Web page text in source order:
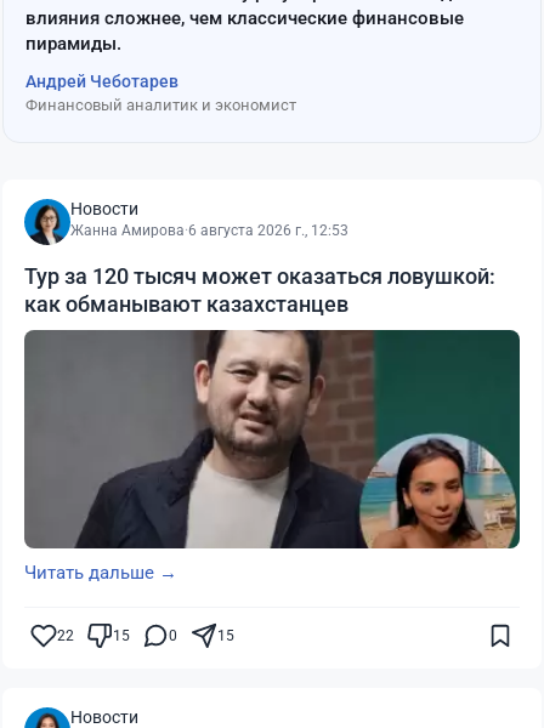
влияния сложнее, чем классические финансовые
пирамиды.
Андрей Чеботарев
Финансовый аналитик и экономист
Новости
Жанна Амирова·6 августа 2026 г., 12:53
Тур за 120 тысяч может оказаться ловушкой:
как обманывают казахстанцев
Читать дальше →
22 15 0 15
Новости